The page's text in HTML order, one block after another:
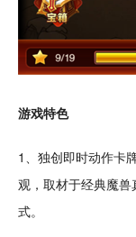
游戏特色
1、独创即时动作卡
观，取材于经典魔兽
式。